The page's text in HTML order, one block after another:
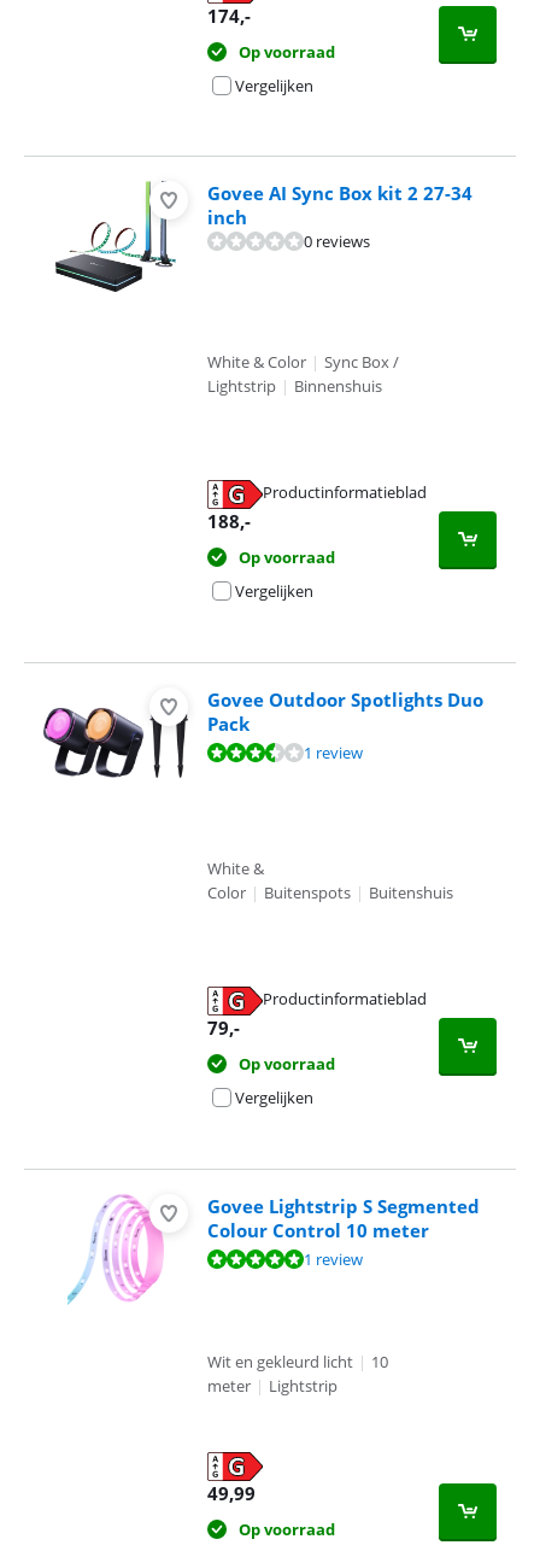
174,-
Op voorraad
Vergelijken
Govee AI Sync Box kit 2 27-34
inch
0 reviews
White & Color | Sync Box /
Lightstrip | Binnenshuis
Productinformatieblad
188,-
Op voorraad
Vergelijken
Govee Outdoor Spotlights Duo
Pack
Beoordeling is 6,7 van de 10, gebaseerd op 1 review.
1 review
White &
Color | Buitenspots | Buitenshuis
Productinformatieblad
79,-
Op voorraad
Vergelijken
Govee Lightstrip S Segmented
Colour Control 10 meter
Beoordeling is 10 van de 10, gebaseerd op 1 review.
1 review
Wit en gekleurd licht | 10
meter | Lightstrip
49,99
Op voorraad